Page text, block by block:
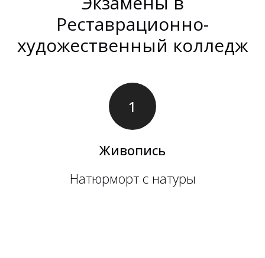
Реставрационно-
художественный колледж
Живопись
Натюрморт с натуры